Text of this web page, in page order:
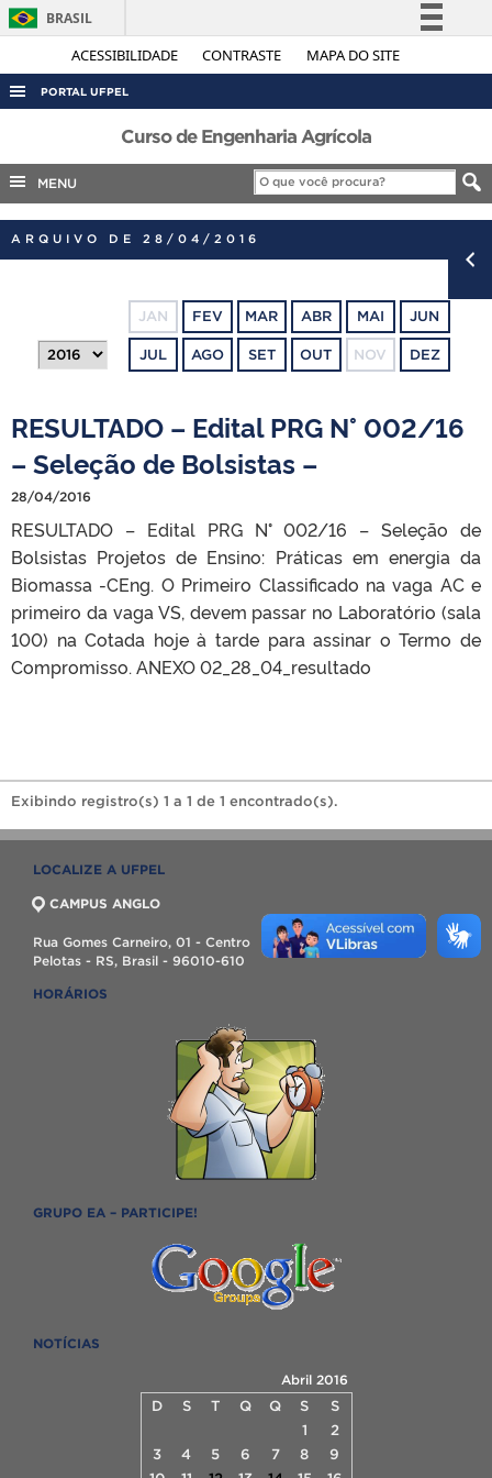
ACESSIBILIDADE CONTRASTE MAPA DO SITE
BRASIL
Simplifique!
Acesso à informação
Legislação
Canais
PORTAL UFPEL
ACESSO À INFORMAÇÃO
AUDITORIA
COBALTO
CONCURSOS
OUVIDORIA
TELEFONES
Curso de Engenharia Agrícola
MENU
ARQUIVO DE 28/04/2016
JAN FEV MAR ABR MAI JUN
JUL AGO SET OUT NOV DEZ
RESULTADO – Edital PRG N° 002/16
– Seleção de Bolsistas –
28/04/2016
RESULTADO – Edital PRG N° 002/16 – Seleção de
Bolsistas Projetos de Ensino: Práticas em energia da
Biomassa -CEng. O Primeiro Classificado na vaga AC e
primeiro da vaga VS, devem passar no Laboratório (sala
100) na Cotada hoje à tarde para assinar o Termo de
Compromisso. ANEXO 02_28_04_resultado
Exibindo registro(s) 1 a 1 de 1 encontrado(s).
LOCALIZE A UFPEL
CAMPUS ANGLO
Rua Gomes Carneiro, 01 - Centro
Pelotas - RS, Brasil - 96010-610
HORÁRIOS
GRUPO EA – PARTICIPE!
NOTÍCIAS
Abril 2016
D S T Q Q S
S
1
2
3
4 5 6 7 8
9